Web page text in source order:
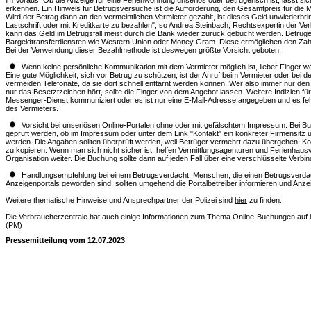
erkennen. Ein Hinweis für Betrugsversuche ist die Aufforderung, den Gesamtpreis für die
Wird der Betrag dann an den vermeintlichen Vermieter gezahlt, ist dieses Geld
Lastschrift oder mit Kreditkarte zu bezahlen", so Andrea Steinbach, Rechtsexpertin der
kann das Geld im Betrugsfall meist durch die Bank wieder zurück gebucht werden.
Bargeldtransferdiensten wie Western Union oder Money Gram. Diese ermöglichen den
Bei der Verwendung dieser Bezahlmethode ist deswegen größte Vorsicht geboten.
Wenn keine persönliche Kommunikation mit dem Vermieter möglich ist, lieber Finger
Eine gute Möglichkeit, sich vor Betrug zu schützen, ist der Anruf beim Vermieter oder bei
vermeiden Telefonate, da sie dort schnell enttarnt werden können. Wer also immer nur
nur das Besetztzeichen hört, sollte die Finger von dem Angebot lassen. Weitere Indizien
Messenger-Dienst kommuniziert oder es ist nur eine E-Mail-Adresse angegeben und es
des Vermieters.
Vorsicht bei unseriösen Online-Portalen ohne oder mit gefälschtem Impressum: Bei
geprüft werden, ob im Impressum oder unter dem Link "Kontakt" ein konkreter Firmensitz
werden. Die Angaben sollten überprüft werden, weil Betrüger vermehrt dazu übergehen,
zu kopieren. Wenn man sich nicht sicher ist, helfen Vermittlungsagenturen und
Organisation weiter. Die Buchung sollte dann auf jeden Fall über eine verschlüsselte
Handlungsempfehlung bei einem Betrugsverdacht: Menschen, die einen
Anzeigenportals geworden sind, sollten umgehend die Portalbetreiber informieren und
Weitere thematische Hinweise und Ansprechpartner der Polizei sind hier zu finden.
Die Verbraucherzentrale hat auch einige Informationen zum Thema Online-Buchungen
(PM)
Pressemitteilung vom 12.07.2023